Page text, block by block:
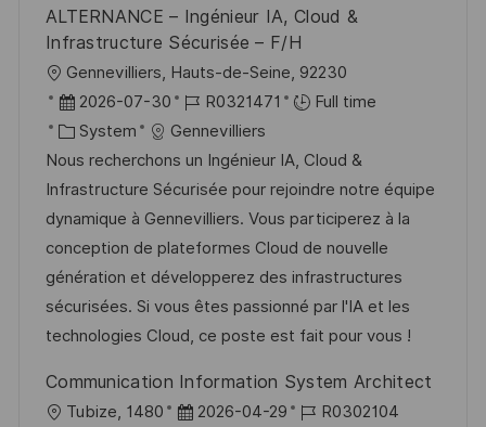
ALTERNANCE – Ingénieur IA, Cloud &
Infrastructure Sécurisée – F/H
L
o
c
a
t
i
o
n
Gennevilliers, Hauts-de-Seine, 92230
P
o
s
t
e
d
D
a
t
2026-07-30
J
o
b
I
d
R0321471
Full time
C
a
t
e
g
o
r
y
System
Gennevilliers
Nous recherchons un Ingénieur IA, Cloud &
Infrastructure Sécurisée pour rejoindre notre équipe
dynamique à Gennevilliers. Vous participerez à la
conception de plateformes Cloud de nouvelle
génération et développerez des infrastructures
sécurisées. Si vous êtes passionné par l'IA et les
technologies Cloud, ce poste est fait pour vous !
Communication Information System Architect
L
Tubize, 1480
P 2026-04-29
J
R0302104